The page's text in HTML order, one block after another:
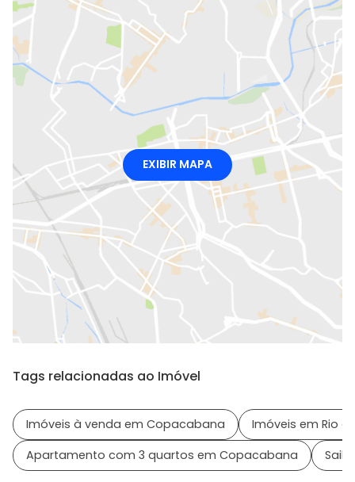
EXIBIR MAPA
Tags relacionadas ao Imóvel
Imóveis à venda em Copacabana
Imóveis em Rio
Apartamento com 3 quartos em Copacabana